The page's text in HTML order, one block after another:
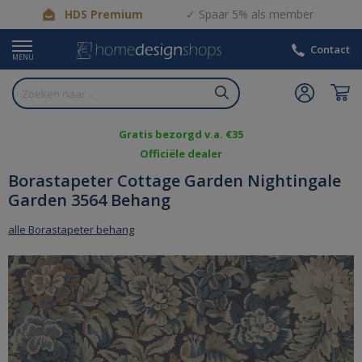
HDS Premium Spaar 5% als member
MENU
Contact
Gratis bezorgd v.a. €35
Officiële dealer
Borastapeter Cottage Garden Nightingale
Garden 3564 Behang
alle Borastapeter behang